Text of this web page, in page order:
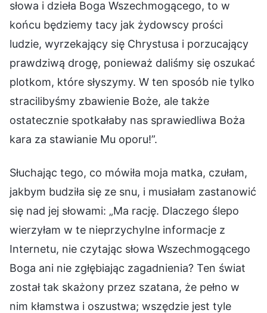
słowa i dzieła Boga Wszechmogącego, to w
końcu będziemy tacy jak żydowscy prości
ludzie, wyrzekający się Chrystusa i porzucający
prawdziwą drogę, ponieważ daliśmy się oszukać
plotkom, które słyszymy. W ten sposób nie tylko
stracilibyśmy zbawienie Boże, ale także
ostatecznie spotkałaby nas sprawiedliwa Boża
kara za stawianie Mu oporu!”.
Słuchając tego, co mówiła moja matka, czułam,
jakbym budziła się ze snu, i musiałam zastanowić
się nad jej słowami: „Ma rację. Dlaczego ślepo
wierzyłam w te nieprzychylne informacje z
Internetu, nie czytając słowa Wszechmogącego
Boga ani nie zgłębiając zagadnienia? Ten świat
został tak skażony przez szatana, że pełno w
nim kłamstwa i oszustwa; wszędzie jest tyle